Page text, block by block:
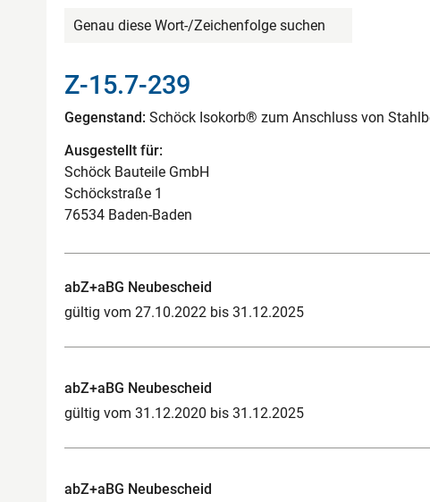
Genau diese Wort-/Zeichenfolge suchen
Z-15.7-239
Gegenstand: Schöck Isokorb® zum Anschluss von
Ausgestellt für:
Schöck Bauteile GmbH
Schöckstraße 1
76534 Baden-Baden
abZ+aBG Neubescheid
gültig vom 27.10.2022 bis 31.12.2025
abZ+aBG Neubescheid
gültig vom 31.12.2020 bis 31.12.2025
abZ+aBG Neubescheid